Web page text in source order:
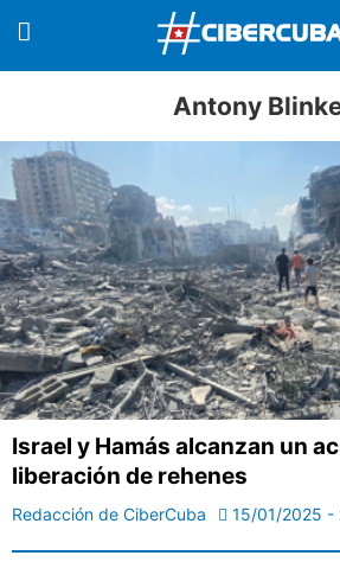
Antony
Israel y Hamás alcanzan un
liberación de rehenes
Redacción de CiberCuba 15/01/2025 -